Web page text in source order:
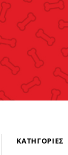
ΚΑΤΗΓΟΡΊΕΣ